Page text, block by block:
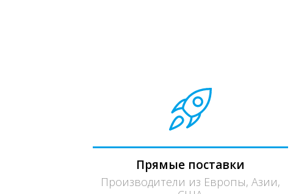
Прямые поставки
Производители из Европы, Азии,